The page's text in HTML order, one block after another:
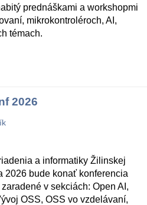
prednáškami a workshopmi
mikrokontroléroch, AI,
témach.
2026
a informatiky Žilinskej
2026 bude konať konferencia
v sekciách: Open AI,
OSS, OSS vo vzdelávaní,